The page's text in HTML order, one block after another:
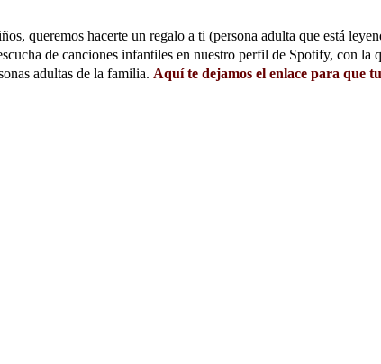
queremos hacerte un regalo a ti (persona adulta que está
de canciones infantiles en nuestro perfil de Spotify, con la
adultas de la familia. Aquí te dejamos el enlace para que tu